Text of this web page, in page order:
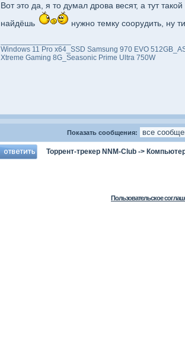
Вот это да, я то думал дрова весят, а тут
найдёшь
нужно темку соорудить, ну
Windows 11 Pro x64_SSD Samsung 970 EVO
Xtreme Gaming 8G_Seasonic Prime Ultra 750W
Показать сообщения:
Торрент-трекер NNM-Club ->
Пользовательское